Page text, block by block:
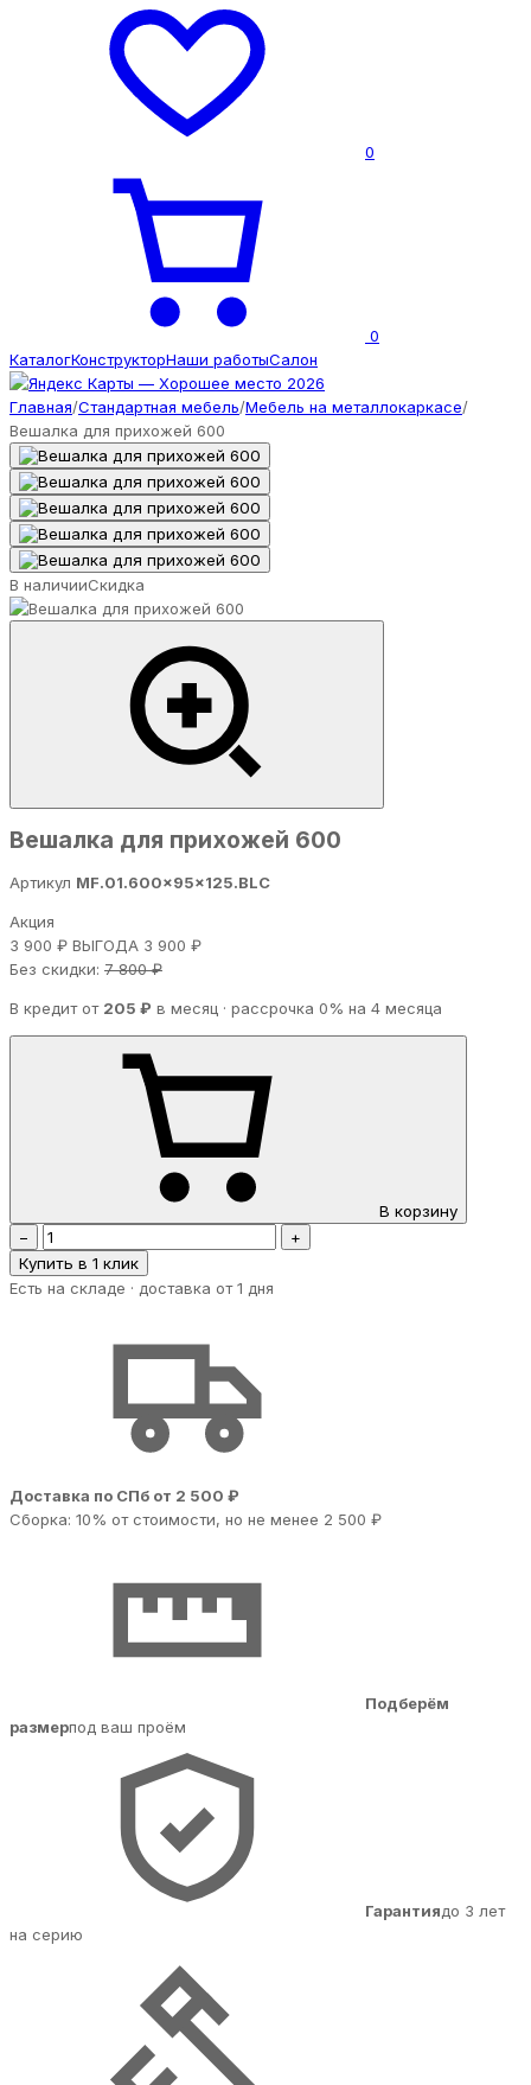
0
0
КаталогКонструкторНаши работыСалон
Главная/Стандартная мебель/Мебель на металлокаркасе/
Вешалка для прихожей 600
В наличииСкидка
Вешалка для прихожей 600
Артикул MF.01.600x95x125.BLC
Акция
3 900 ₽ ВЫГОДА 3 900 ₽
Без скидки: 7 800 ₽
В кредит от 205 ₽ в месяц · рассрочка 0% на 4 месяца
В корзину
−
+
Купить в 1 клик
Есть на складе · доставка от 1 дня
Доставка по СПб от 2 500 ₽
Сборка: 10% от стоимости, но не менее 2 500 ₽
Подберём
размерпод ваш проём
Гарантиядо 3 лет
на серию